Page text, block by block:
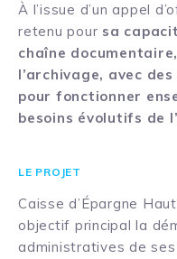
À l’issue d’un appel
retenu pour sa
chaîne
l’archivage, avec
pour fonctionner
besoins évolutifs de
LE PROJET
Caisse d’Épargne
objectif principal la
administratives de